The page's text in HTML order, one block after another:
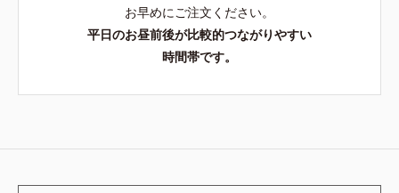
お早めにご注文ください。
平日のお昼前後が比較的つながりやすい
時間帯です。